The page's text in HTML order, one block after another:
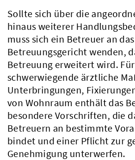
Sollte sich über die
hinaus weiterer
muss sich ein Betreuer an das
Betreuungsgericht wenden,
Betreuung erweitert wird.
schwerwiegende ärztliche
Unterbringungen,
von Wohnraum enthält das
besondere Vorschriften, die
Betreuern an bestimmte
bindet und einer Pflicht zur
Genehmigung unterwerfen.